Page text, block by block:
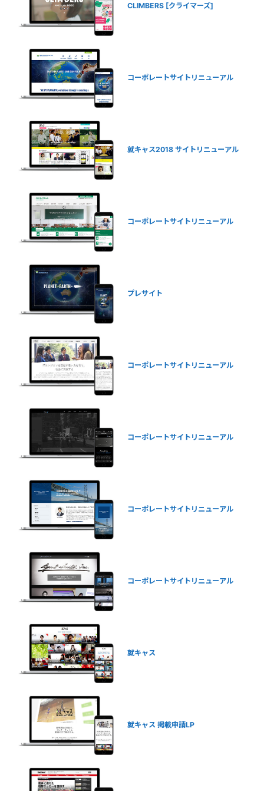
CLIMBERS [クライマーズ]
コーポレートサイトリニューアル
就キャス2018 サイトリニューアル
コーポレートサイトリニューアル
プレサイト
コーポレートサイトリニューアル
コーポレートサイトリニューアル
コーポレートサイトリニューアル
コーポレートサイトリニューアル
就キャス
就キャス 掲載申請LP